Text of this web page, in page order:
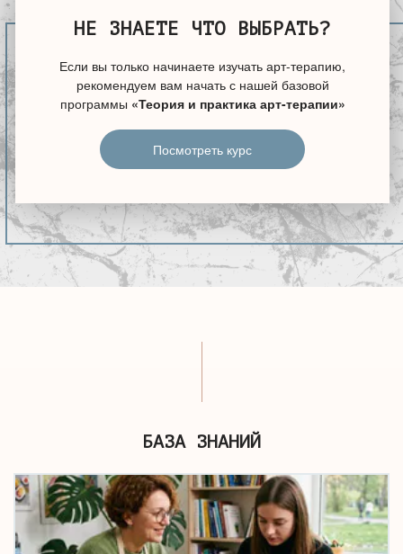
НЕ ЗНАЕТЕ ЧТО ВЫБРАТЬ?
Если вы только начинаете изучать арт-терапию,
рекомендуем вам начать с нашей базовой
программы «Теория и практика арт-терапии»
Посмотреть курс
БАЗА ЗНАНИЙ